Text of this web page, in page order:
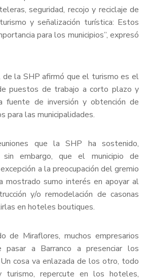
seguridad, recojo y reciclaje de
y señalización turística: Estos
para los municipios”, expresó
de la SHP afirmó que el turismo es el
puestos de trabajo a corto plazo y
fuente de inversión y obtención de
para las municipalidades.
que la SHP ha sostenido,
sin embargo, que el municipio de
a la preocupación del gremio
mostrado sumo interés en apoyar al
y/o remodelación de casonas
en hoteles boutiques.
de Miraflores, muchos empresarios
pasar a Barranco a presenciar los
cosa va enlazada de los otro, todo
turismo, repercute en los hoteles,